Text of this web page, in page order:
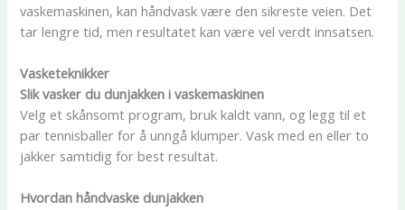
vaskemaskinen, kan håndvask være den sikreste veien. Det
tar lengre tid, men resultatet kan være vel verdt innsatsen.
Vasketeknikker
Slik vasker du dunjakken i vaskemaskinen
Velg et skånsomt program, bruk kaldt vann, og legg til et
par tennisballer for å unngå klumper. Vask med en eller to
jakker samtidig for best resultat.
Hvordan håndvaske dunjakken